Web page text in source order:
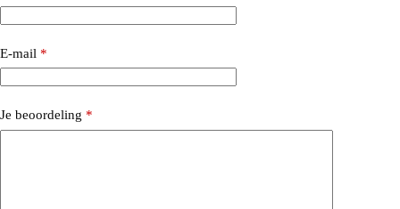
E-mail *
Je beoordeling *